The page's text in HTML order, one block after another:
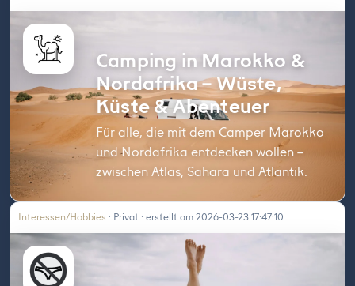
Camping in Marokko &
Nordafrika – Wüste,
Küste & Abenteuer
Für alle, die mit dem Camper Marokko
und Nordafrika entdecken wollen –
zwischen Atlas, Sahara und Atlantik.
Interessen/Hobbies · Privat · erstellt am 2026-03-23 17:47:10